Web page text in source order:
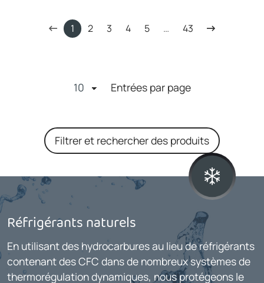
1 2 3 4 5 … 43
Entrées par page
Filtrer et rechercher des produits
Réfrigérants naturels
En utilisant des hydrocarbures au lieu de réfrigérants
contenant des CFC dans de nombreux systèmes de
thermorégulation dynamiques, nous protégeons le